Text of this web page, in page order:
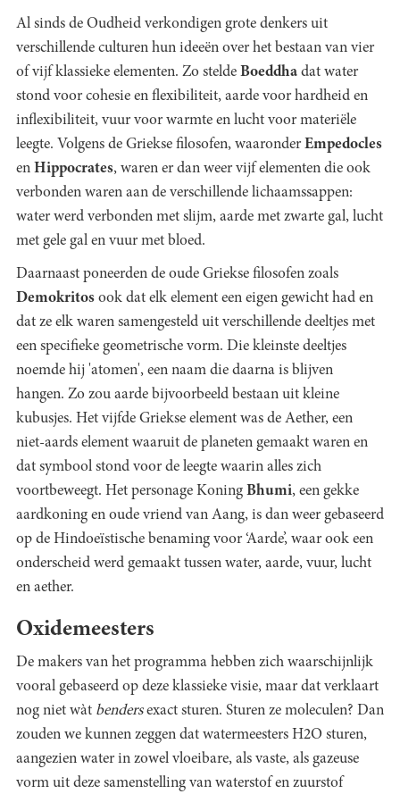
Al sinds de Oudheid verkondigen grote denkers uit
verschillende culturen hun ideeën over het bestaan van vier
of vijf klassieke elementen. Zo stelde Boeddha dat water
stond voor cohesie en flexibiliteit, aarde voor hardheid en
inflexibiliteit, vuur voor warmte en lucht voor materiële
leegte. Volgens de Griekse filosofen, waaronder Empedocles
en Hippocrates, waren er dan weer vijf elementen die ook
verbonden waren aan de verschillende lichaamssappen:
water werd verbonden met slijm, aarde met zwarte gal, lucht
met gele gal en vuur met bloed.
Daarnaast poneerden de oude Griekse filosofen zoals
Demokritos ook dat elk element een eigen gewicht had en
dat ze elk waren samengesteld uit verschillende deeltjes met
een specifieke geometrische vorm. Die kleinste deeltjes
noemde hij 'atomen', een naam die daarna is blijven
hangen. Zo zou aarde bijvoorbeeld bestaan uit kleine
kubusjes. Het vijfde Griekse element was de Aether, een
niet-aards element waaruit de planeten gemaakt waren en
dat symbool stond voor de leegte waarin alles zich
voortbeweegt. Het personage Koning Bhumi, een gekke
aardkoning en oude vriend van Aang, is dan weer gebaseerd
op de Hindoeïstische benaming voor ‘Aarde’, waar ook een
onderscheid werd gemaakt tussen water, aarde, vuur, lucht
en aether.
Oxidemeesters
De makers van het programma hebben zich waarschijnlijk
vooral gebaseerd op deze klassieke visie, maar dat verklaart
nog niet wàt bendersexact sturen. Sturen ze moleculen? Dan
zouden we kunnen zeggen dat watermeesters H2O sturen,
aangezien water in zowel vloeibare, als vaste, als gazeuse
vorm uit deze samenstelling van waterstof en zuurstof